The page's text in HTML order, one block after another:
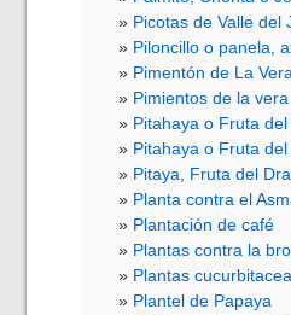
Picotas de Valle del
Piloncillo o panela,
Pimentón de La
Pimientos de la vera
Pitahaya o Fruta
Pitahaya o Fruta
Pitaya, Fruta del
Planta contra el
Plantación de café
Plantas contra la
Plantas
Plantel de Papaya